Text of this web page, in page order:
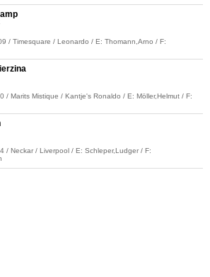
/ Timesquare / Leonardo / E: Thomann,Arno / F:
/ Marits Mistique / Kantje's Ronaldo / E: Möller,Helmut / F:
/ Neckar / Liverpool / E: Schleper,Ludger / F: